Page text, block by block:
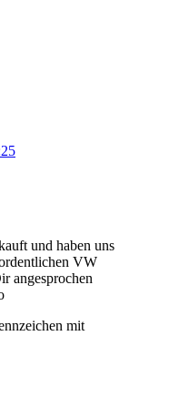
und haben uns
VW
angesprochen
mit